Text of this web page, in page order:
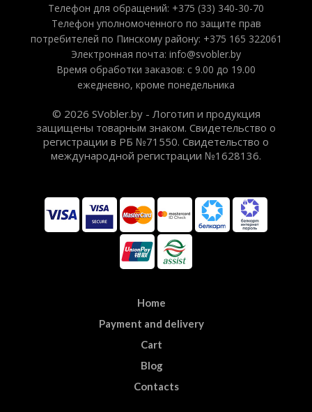
Телефон для обращений: +375 (33) 340-30-70
Телефон уполномоченного по защите прав
потребителей по Пинскому району: +375 165 322061
Электронная почта: info@svobler.by
Время обработки заказов: с 9.00 до 19.00
ежедневно, кроме понедельника
© 2026 SVobler.by - Логотип и продукция
защищены товарным знаком. Свидетельство о
регистрации в РБ №71550. Свидетельство о
международной регистрации №1628136.
Home
Payment and delivery
Cart
Blog
Contacts